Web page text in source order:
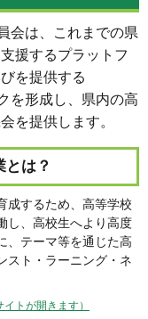
会は、これまでの県
援するプラットフ
を提供する
を形成し、県内の高
を提供します。
は？
成するため、高等学校
し、高校生へより高度
、テーマ等を通じた高
スト・ラーニング・ネ
トが開きます）